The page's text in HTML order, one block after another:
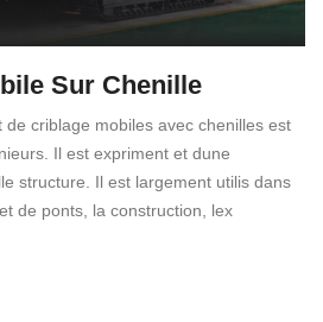
Sur Chenille
criblage mobiles avec chenilles est
Il est expriment et dune
structure. Il est largement utilis dans
de ponts, la construction, lex